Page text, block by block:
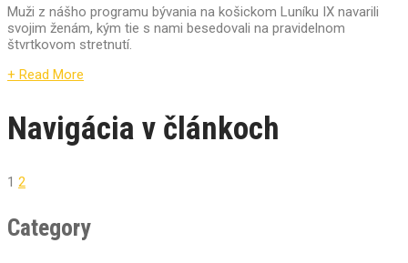
Muži z nášho programu bývania na košickom Luníku IX navarili
svojim ženám, kým tie s nami besedovali na pravidelnom
štvrtkovom stretnutí.
+ Read More
Navigácia v článkoch
1 2
Category